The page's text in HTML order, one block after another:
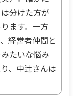
分けた方が
ます。一方
経営者仲間と
たいな悩み
、中辻さんは